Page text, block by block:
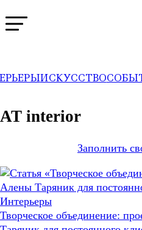
ИСКУССТВО
WA→Профили
AT interior
Заполнить
Интерьеры
Творческое объединение: